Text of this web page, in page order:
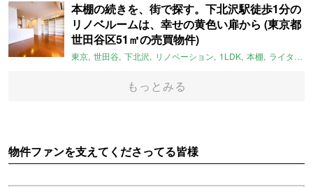
本棚の続きを、街で探す。下北沢駅徒歩1分の
リノベルームは、幸せの黄色い扉から (東京都
世田谷区51㎡の売買物件)
東京 世田谷 下北沢 リノベーション 1LDK 本棚 ライター：ほしりょうこ
もっとみる
物件ファンを支えてくださってる皆様